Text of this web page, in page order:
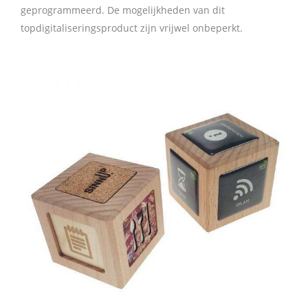
geprogrammeerd. De mogelijkheden van dit
topdigitaliseringsproduct zijn vrijwel onbeperkt.